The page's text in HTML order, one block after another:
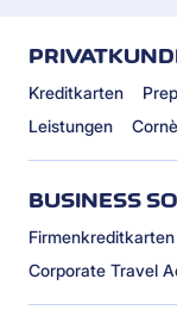
Kreditkarten
Leistungen
BUSINESS
Firmenkreditkarten
Corporate Travel